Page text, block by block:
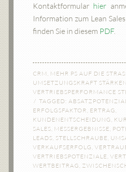
Kontaktformular hier
Information zum Lean
finden Sie in diesem PDF.
CRM , MEHR PS AUF DIE
UMSETZUNGSKRAFT STÄRKEN
VERTRIEBSPERFORMANCE
TAGGED:
ERFOLGSFAKTOR , ERTRAG ,
KUNDENENTSCHEIDUNG ,
SALES, MESSERGEBNISSE,
LEADS, STELLSCHRAUBE,
VERKAUFSERFOLG ,
VERTRIEBSPOTENZIALE,
WERTBEITRAG ,